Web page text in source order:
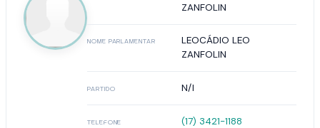
ZANFOLIN
NOME PARLAMENTAR
LEOCÁDIO LEO
ZANFOLIN
PARTIDO N/I
TELEFONE (17) 3421-1188